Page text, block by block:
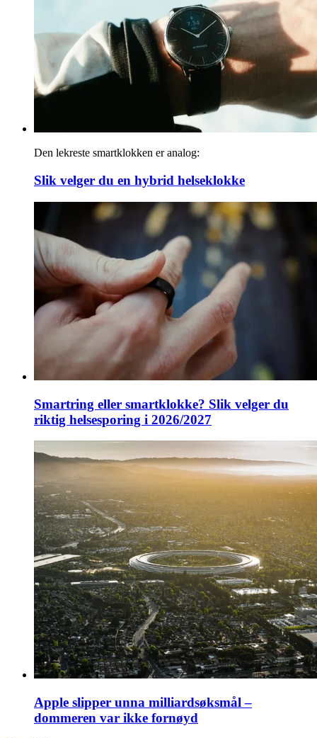
Den lekreste smartklokken er analog:
Slik velger du en hybrid helseklokke
Smartring eller smartklokke? Slik velger du
riktig helsesporing i 2026/2027
Apple slipper unna milliardsøksmål –
dommeren var ikke fornøyd